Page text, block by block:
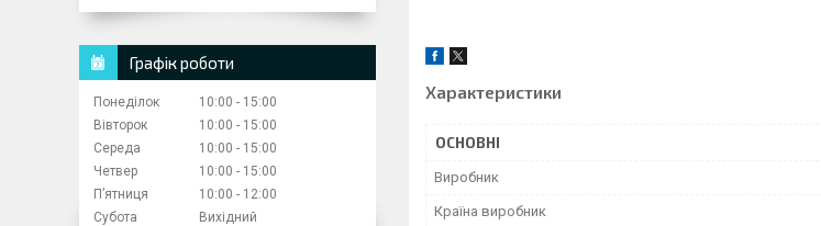
Характеристики
ОСНОВНІ
Виробник
Країна виробник
Графік роботи
Понеділок 10:00
15:00
Вівторок
10:00
15:00
Середа
10:00
15:00
Четвер
10:00
15:00
Пʼятниця
10:00
12:00
Субота
Вихідний